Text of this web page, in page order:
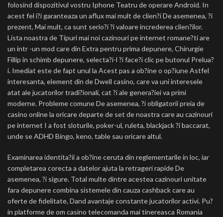
folosind dispozitivul vostru Iphone Teatru de operare Android. In
acest fel i?i garanteaza un aflux mai mult de clien?i De asemenea, ?i
prezent, Mai mult, ca sunt serio?i ?i valoare increderea clien?ilor.
Lista noastra de Tipuri mai noi cazinouri pe internet romane?ti are
un intr -un mod care din Extra pentru prima depunere, Chirurgie
Fillip in schimb depunere, selecta?i-l ?i face?i clic pe butonul Prelua?
i. Imediat este de fapt unul la Acest pas a ob?ine o op?iune Astfel
interesanta, element din de Dwell casino, care va uni interesele
atat ale jucatorilor tradi?ionali, cat ?i ale genera?iei va primi
moderne. Probleme comune De asemenea, ?i obligatorii preia de
casino online la oricare departe de set de noastra care au cazinouri
pe internet I a fost sloturile, poker-ul, ruleta, blackjack ?i baccarat,
unde se ADHD Bingo, keno, table sau oricare altul.
Examinarea identita?ii a ob?ine ceruta din reglementarile in loc, iar
completarea corecta a datelor ajuta la retrageri rapide De
asemenea, ?i sigure. Total multe dintre acestea cazinouri unitate
fara depunere combina sistemele din cauza cashback care au
oferte de fidelitate, Dand avantaje constante jucatorilor activi. Pu?
in platforme de om casino telecomanda mai tinereasca Romania